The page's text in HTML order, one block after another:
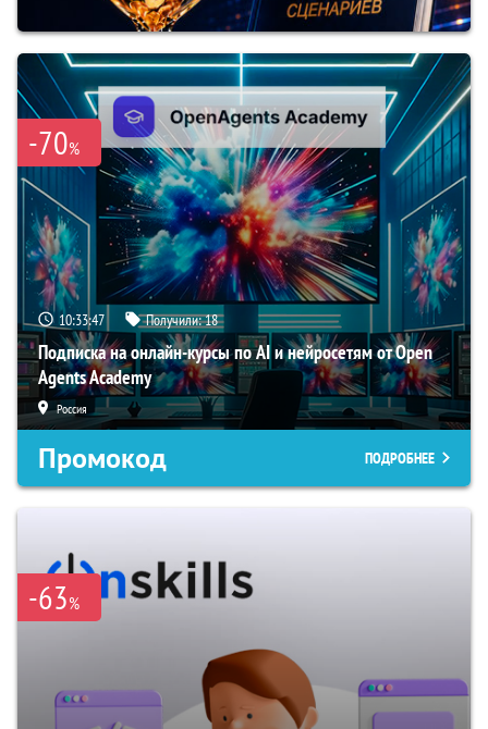
-70%
10:33:46 Получили:18
Подписка на онлайн-курсы по AI и нейросетям от Open
Agents Academy
Россия
Промокод ПОДРОБНЕЕ
-63%